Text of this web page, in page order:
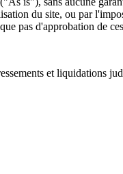
du site, ou par
pas d'approbation de
et liquidations